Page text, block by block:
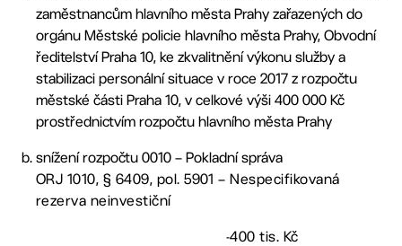
zaměstnancům hlavního města Prahy zařazených do
orgánu Městské policie hlavního města Prahy, Obvodní
ředitelství Praha 10, ke zkvalitnění výkonu služby a
stabilizaci personální situace v roce 2017 z rozpočtu
městské části Praha 10, v celkové výši 400 000 Kč
prostřednictvím rozpočtu hlavního města Prahy
snížení rozpočtu 0010 – Pokladní správa
ORJ 1010, § 6409, pol. 5901 – Nespecifikovaná
rezerva neinvestiční
-400 tis. Kč